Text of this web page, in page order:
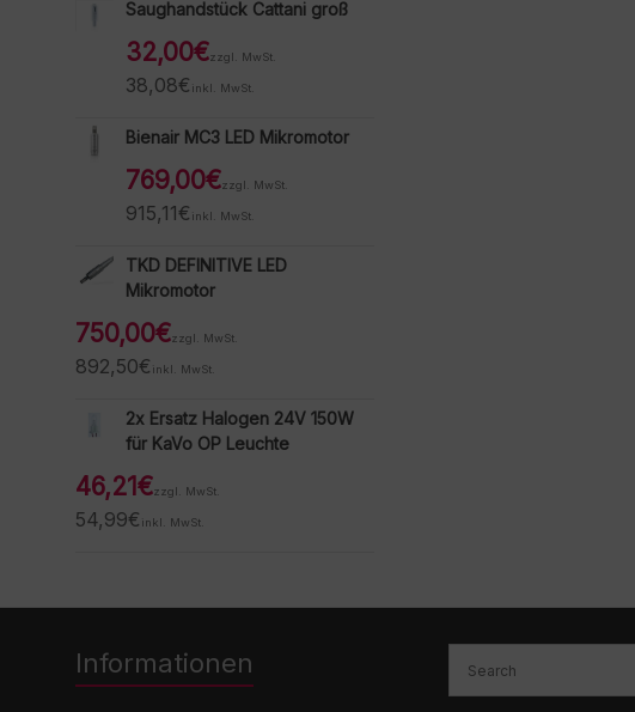
Saughandstück Cattani groß
32,00€zzgl. MwSt.
38,08€ inkl. MwSt.
Bienair MC3 LED Mikromotor
769,00€zzgl. MwSt.
915,11€ inkl. MwSt.
TKD DEFINITIVE LED
Mikromotor
750,00€zzgl. MwSt.
892,50€ inkl. MwSt.
2x Ersatz Halogen 24V 150W
für KaVo OP Leuchte
46,21€zzgl. MwSt.
54,99€ inkl. MwSt.
Informationen